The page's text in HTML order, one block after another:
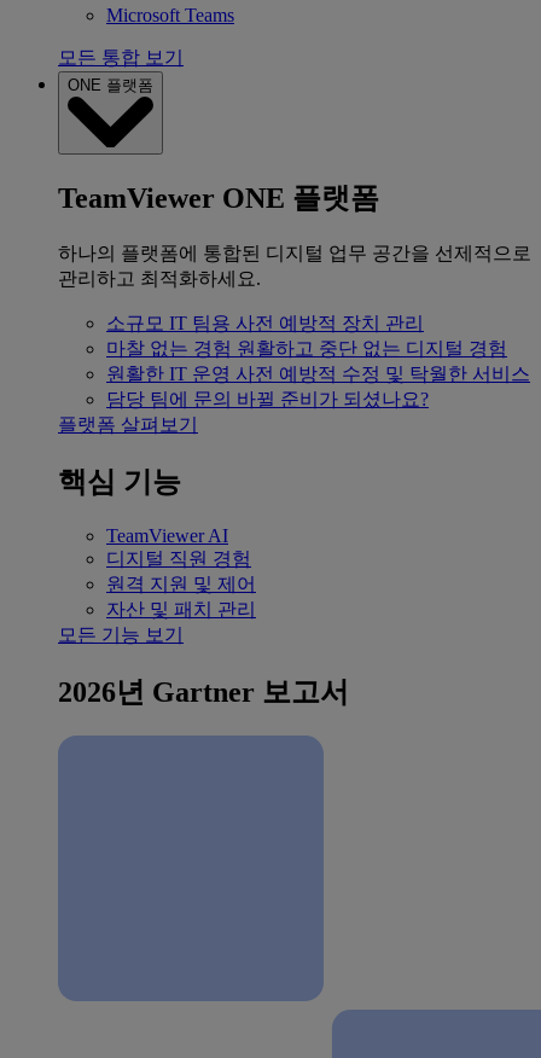
Microsoft Teams
모든 통합 보기
ONE 플랫폼
TeamViewer ONE 플랫폼
하나의 플랫폼에 통합된 디지털 업무 공간을 선제적으로
관리하고 최적화하세요.
소규모 IT 팀용 사전 예방적 장치 관리
마찰 없는 경험 원활하고 중단 없는 디지털 경험
원활한 IT 운영 사전 예방적 수정 및 탁월한 서비스
담당 팀에 문의 바뀔 준비가 되셨나요?
플랫폼 살펴보기
핵심 기능
TeamViewer AI
디지털 직원 경험
원격 지원 및 제어
자산 및 패치 관리
모든 기능 보기
2026년 Gartner 보고서